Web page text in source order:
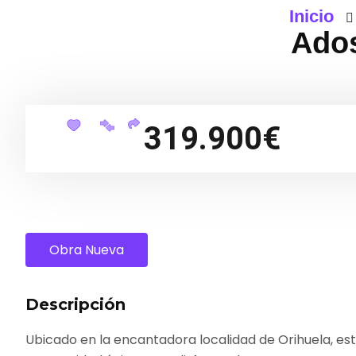
Inicio
319.900€
Obra Nueva
Descripción
Ubicado en la encantadora localidad de Orihuela,